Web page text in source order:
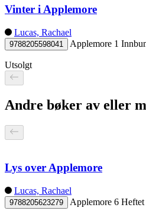
Vinter i Applemore
Lucas, Rachael
9788205598041 Applemore 1
Utsolgt
Andre bøker av eller
Lys over Applemore
Lucas, Rachael
9788205623279 Applemore 6 Heftet